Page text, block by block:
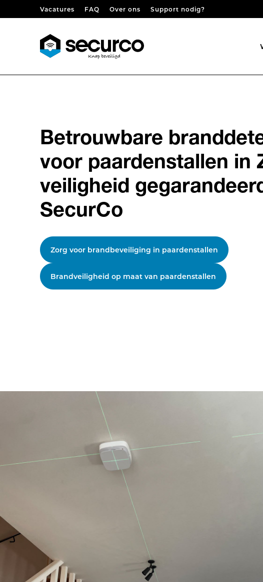
Skip to contentVacatures FAQ Over ons Support nodig?
Betrouwbare
voor paardenstallen in
veiligheid
SecurCo
Zorg voor brandbeveiliging in paardenstallen
Brandveiligheid op maat van paardenstallen